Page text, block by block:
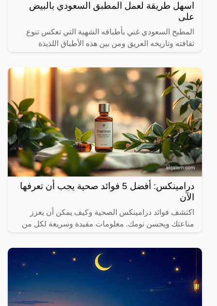
اسهل طريقة لعمل المطبق السعودي بالبيض
على
المطبخ السعودي غني بأطباقه الشهية التي تعكس تنوع
ثقافته وتاريخه العريق ومن بين هذه الأطباق اللذيذة
واللحم المفروم
درامينكس: أفضل 5 فوائد صحية يجب أن تعرفها
الآن
اكتشف فوائد درامينكس الصحية وكيف يمكن أن يعزز
مناعتك ويحسن نومك. معلومات مفيدة وسريعة لكل من